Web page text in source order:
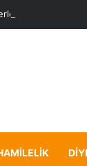
Leke Sorununa